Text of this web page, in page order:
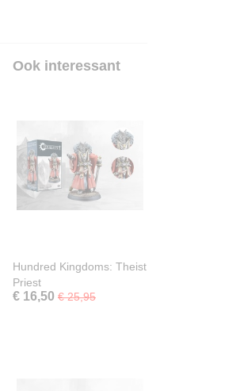
Ook interessant
Hundred Kingdoms: Theist
Priest
€ 16,50 € 25,95